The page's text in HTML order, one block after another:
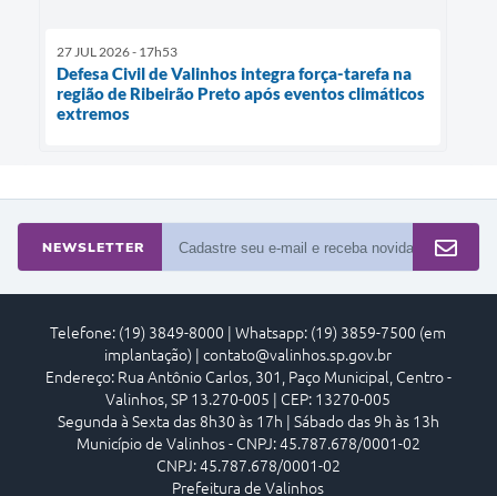
27 JUL 2026 - 17h53
Defesa Civil de Valinhos integra força-tarefa na
região de Ribeirão Preto após eventos climáticos
extremos
NEWSLETTER
Telefone: (19) 3849-8000 | Whatsapp: (19) 3859-7500 (em
implantação) | contato@valinhos.sp.gov.br
Endereço: Rua Antônio Carlos, 301, Paço Municipal, Centro -
Valinhos, SP 13.270-005 | CEP: 13270-005
Segunda à Sexta das 8h30 às 17h | Sábado das 9h às 13h
Município de Valinhos - CNPJ: 45.787.678/0001-02
CNPJ: 45.787.678/0001-02
Prefeitura de Valinhos